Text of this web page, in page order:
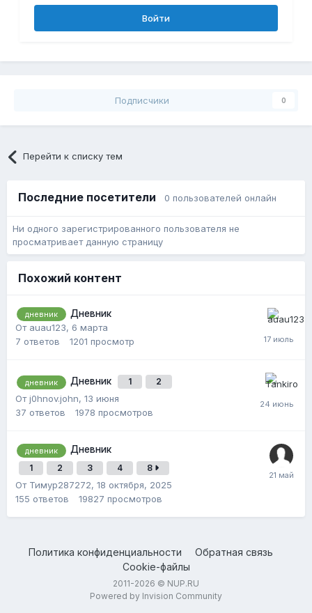
Войти
Подписчики 0
Перейти к списку тем
Последние посетители 0 пользователей онлайн
Ни одного зарегистрированного пользователя не
просматривает данную страницу
Похожий контент
дневник
Дневник
От auau123, 6 марта
7 ответов 1201 просмотр
дневник Дневник 1 2
От j0hnov.john, 13 июня
37 ответов 1978 просмотров
дневник Дневник
1 2 3 4 8
От Тимур287272, 18 октября, 2025
155 ответов 19827 просмотров
Политика конфиденциальности
Обратная связь
Cookie-файлы
2011-2026 © NUP.RU
Powered by Invision Community